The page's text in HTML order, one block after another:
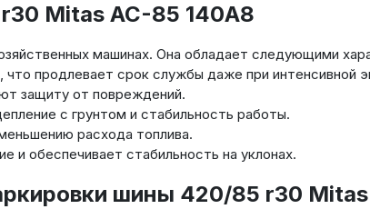
Mitas AC-85 140A8
машинах. Она обладает следующими
продлевает срок службы даже при интенсивной
защиту от повреждений.
с грунтом и стабильность работы.
расхода топлива.
и обеспечивает стабильность на уклонах.
шины 420/85 r30